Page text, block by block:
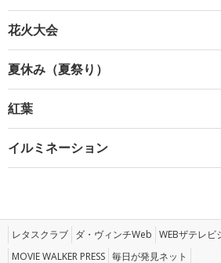
花火大会
夏休み（夏祭り）
紅葉
イルミネーション
レタスクラブ ダ・ヴィンチWeb WEBザテレビ
MOVIE WALKER PRESS 毎日が発見ネット